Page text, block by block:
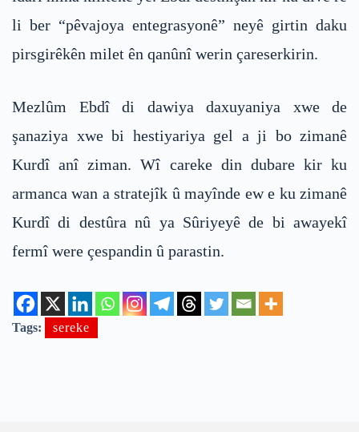
li ber “pêvajoya entegrasyonê” neyê girtin daku
pirsgirêkên milet ên qanûnî werin çareserkirin.
Mezlûm Ebdî di dawiya daxuyaniya xwe de
şanaziya xwe bi hestiyariya gel a ji bo zimanê
Kurdî anî ziman. Wî careke din dubare kir ku
armanca wan a stratejîk û mayînde ew e ku zimanê
Kurdî di destûra nû ya Sûriyeyê de bi awayekî
fermî were çespandin û parastin.
Tags: sereke